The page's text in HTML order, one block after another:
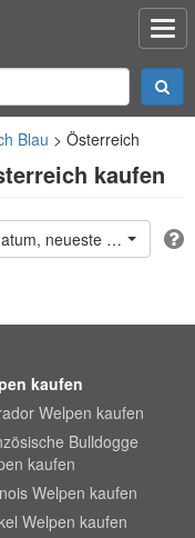
Blau Österreich
kaufen
neueste oben
kaufen
Welpen kaufen
Bulldogge
kaufen
Welpen kaufen
Welpen kaufen